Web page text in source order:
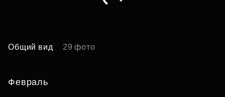
Общий вид 29 фото
Февраль